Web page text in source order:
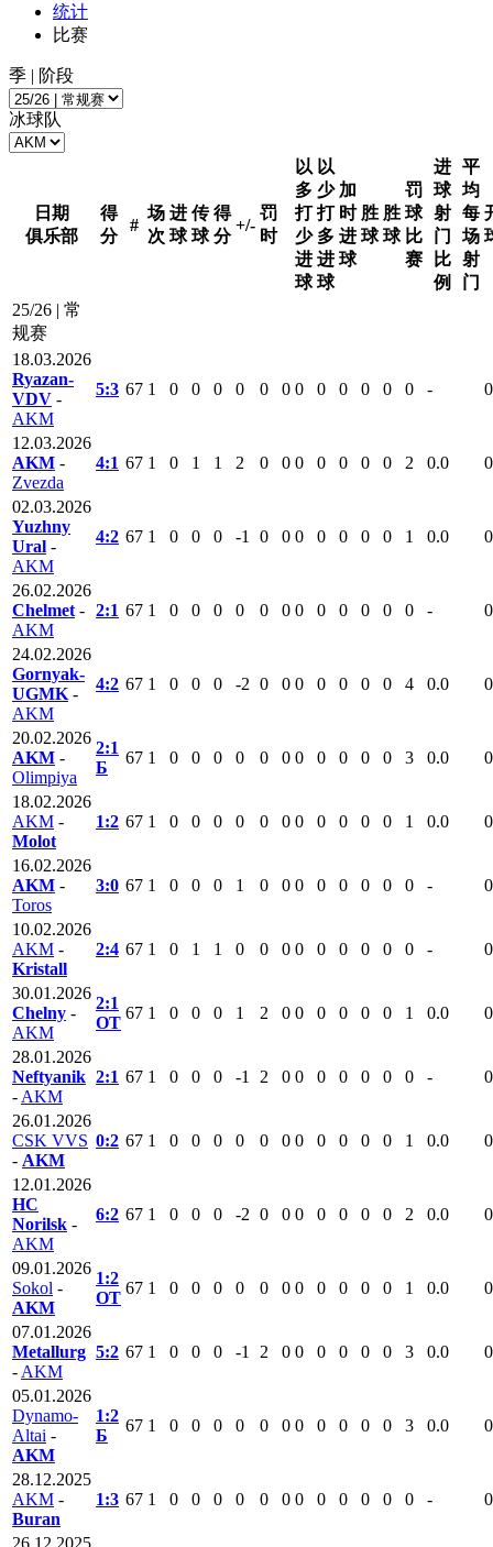
统计
比赛
季 | 阶段
冰球队
日期
俱乐部
得
分
#
场
次
进
球
传
球
得
分
+/-
罚
时
以
多
打
少
进
球
以
少
打
多
进
球
加
时
进
球
胜
球
胜
球
罚
球
比
赛
进
球
射
门
比
例
平
均
每
场
射
门
25/26 | 常
规赛
18.03.2026
Ryazan-
VDV -
AKM
5:3 67 1 0 0 0 0 0 0 0 0 0 0 0 0 - 0
12.03.2026
AKM -
Zvezda
4:1 67 1 0 1 1 2 0 0 0 0 0 0 0 2 0.0 0
02.03.2026
Yuzhny
Ural -
AKM
4:2 67 1 0 0 0 -1 0 0 0 0 0 0 0 1 0.0 0
26.02.2026
Chelmet -
AKM
2:1 67 1 0 0 0 0 0 0 0 0 0 0 0 0 - 0
24.02.2026
Gornyak-
UGMK -
AKM
4:2 67 1 0 0 0 -2 0 0 0 0 0 0 0 4 0.0 0
20.02.2026
AKM -
Olimpiya
2:1
Б
67 1 0 0 0 0 0 0 0 0 0 0 0 3 0.0 0
18.02.2026
AKM -
Molot
1:2 67 1 0 0 0 0 0 0 0 0 0 0 0 1 0.0 0
16.02.2026
AKM -
Toros
3:0 67 1 0 0 0 1 0 0 0 0 0 0 0 0 - 0
10.02.2026
AKM -
Kristall
2:4 67 1 0 1 1 0 0 0 0 0 0 0 0 0 - 0
30.01.2026
Chelny -
AKM
2:1
ОТ
67 1 0 0 0 1 2 0 0 0 0 0 0 1 0.0 0
28.01.2026
Neftyanik
- AKM
2:1 67 1 0 0 0 -1 2 0 0 0 0 0 0 0 - 0
26.01.2026
CSK VVS
- AKM
0:2 67 1 0 0 0 0 0 0 0 0 0 0 0 1 0.0 0
12.01.2026
HC
Norilsk -
AKM
6:2 67 1 0 0 0 -2 0 0 0 0 0 0 0 2 0.0 0
09.01.2026
Sokol -
AKM
1:2
ОТ
67 1 0 0 0 0 0 0 0 0 0 0 0 1 0.0 0
07.01.2026
Metallurg
- AKM
5:2 67 1 0 0 0 -1 2 0 0 0 0 0 0 3 0.0 0
05.01.2026
Dynamo-
Altai -
AKM
1:2
Б
67 1 0 0 0 0 0 0 0 0 0 0 0 3 0.0 0
28.12.2025
AKM -
Buran
1:3 67 1 0 0 0 0 0 0 0 0 0 0 0 0 - 0
26.12.2025